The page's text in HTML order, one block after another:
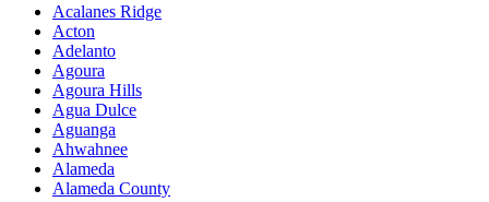
Acalanes Ridge
Acton
Adelanto
Agoura
Agoura Hills
Agua Dulce
Aguanga
Ahwahnee
Alameda
Alameda County